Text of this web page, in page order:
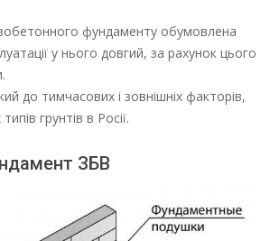
фундаменту обумовлена
у нього довгий, за рахунок цього
до тимчасових і зовнішніх факторів,
грунтів в Росії.
ЗБВ